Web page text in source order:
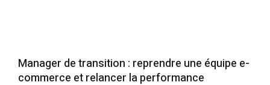
Manager de transition : reprendre une équipe e-
commerce et relancer la performance